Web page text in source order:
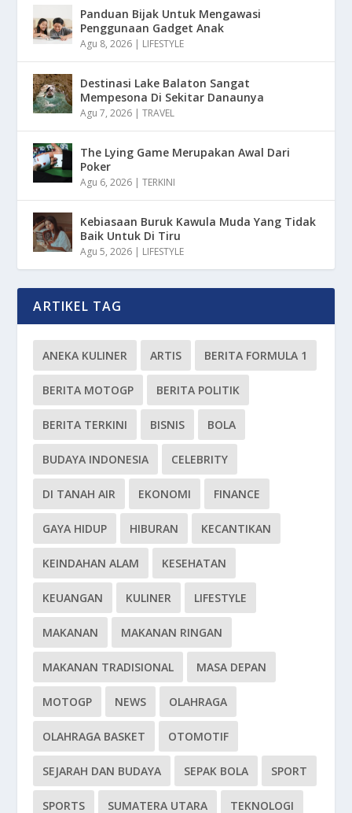
Panduan Bijak Untuk Mengawasi
Penggunaan Gadget Anak
Agu 8, 2026 LIFESTYLE
Destinasi Lake Balaton Sangat
Mempesona Di Sekitar Danaunya
Agu 7, 2026 |TRAVEL
The Lying Game Merupakan Awal Dari
Poker
Agu 6, 2026 |TERKINI
Kebiasaan Buruk Kawula Muda Yang Tidak
Baik Untuk Di Tiru
Agu 5, 2026 LIFESTYLE
ARTIKEL TAG
ANEKA KULINER ARTIS BERITA FORMULA 1
BERITA MOTOGP BERITA POLITIK
BERITA TERKINI BISNIS BOLA
BUDAYA INDONESIA CELEBRITY
DI TANAH AIR EKONOMI FINANCE
GAYA HIDUP HIBURAN KECANTIKAN
KEINDAHAN ALAM KESEHATAN
KEUANGAN KULINER LIFESTYLE
MAKANAN MAKANAN RINGAN
MAKANAN TRADISIONAL MASA DEPAN
MOTOGP NEWS OLAHRAGA
OLAHRAGA BASKET OTOMOTIF
SEJARAH DAN BUDAYA SEPAK BOLA SPORT
SPORTS SUMATERA UTARA TEKNOLOGI